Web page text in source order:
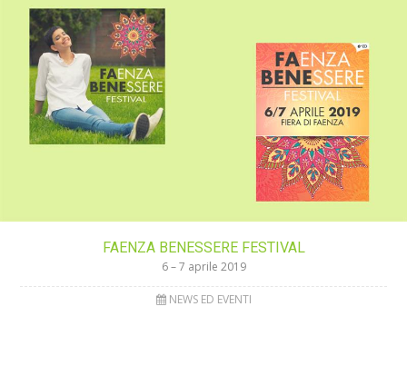
FAENZA BENESSERE FESTIVAL
6 – 7 aprile 2019
NEWS ED EVENTI